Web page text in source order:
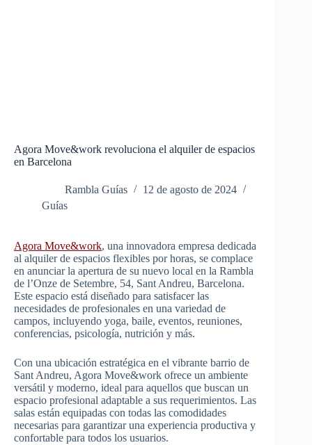
Agora Move&work revoluciona el alquiler de espacios
en Barcelona
Rambla Guías
12 de agosto de 2024
Guías
Agora Move&work, una innovadora empresa dedicada
al alquiler de espacios flexibles por horas, se complace
en anunciar la apertura de su nuevo local en la Rambla
de l’Onze de Setembre, 54, Sant Andreu, Barcelona.
Este espacio está diseñado para satisfacer las
necesidades de profesionales en una variedad de
campos, incluyendo yoga, baile, eventos, reuniones,
conferencias, psicología, nutrición y más.
Con una ubicación estratégica en el vibrante barrio de
Sant Andreu, Agora Move&work ofrece un ambiente
versátil y moderno, ideal para aquellos que buscan un
espacio profesional adaptable a sus requerimientos. Las
salas están equipadas con todas las comodidades
necesarias para garantizar una experiencia productiva y
confortable para todos los usuarios.